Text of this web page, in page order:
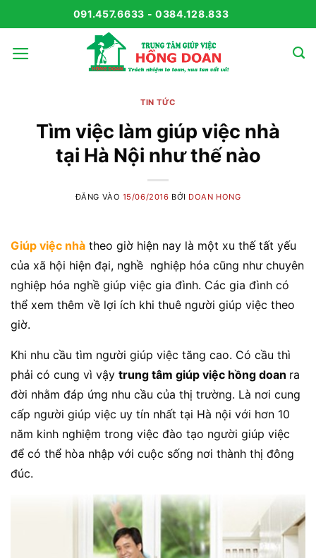
qua
nội
091.457.6633 - 0384.128.833
TIN TỨC
Tìm việc làm giúp việc nhà
tại Hà Nội như thế nào
ĐĂNG VÀO 15/06/2016 BỞI DOAN HONG
Giúp việc nhà theo giờ hiện nay là một xu thế tất yếu
của xã hội hiện đại, nghề nghiệp hóa cũng như chuyên
nghiệp hóa nghề giúp việc gia đình. Các gia đình có
thể xem thêm về lợi ích khi thuê người giúp việc theo
giờ.
Khi nhu cầu tìm người giúp việc tăng cao. Có cầu thì
phải có cung vì vậy trung tâm giúp việc hồng doan ra
đời nhằm đáp ứng nhu cầu của thị trường. Là nơi cung
cấp người giúp việc uy tín nhất tại Hà nội với hơn 10
năm kinh nghiệm trong việc đào tạo người giúp việc
để có thể hòa nhập với cuộc sống nơi thành thị đông
đúc.